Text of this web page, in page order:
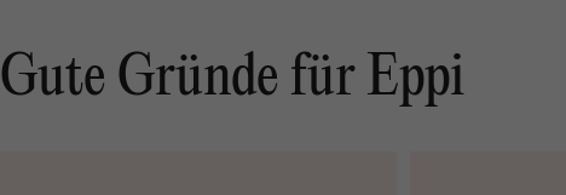
Gute Gründe für Eppi